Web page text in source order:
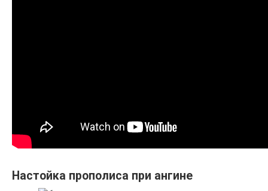
Настойка прополиса при ангине